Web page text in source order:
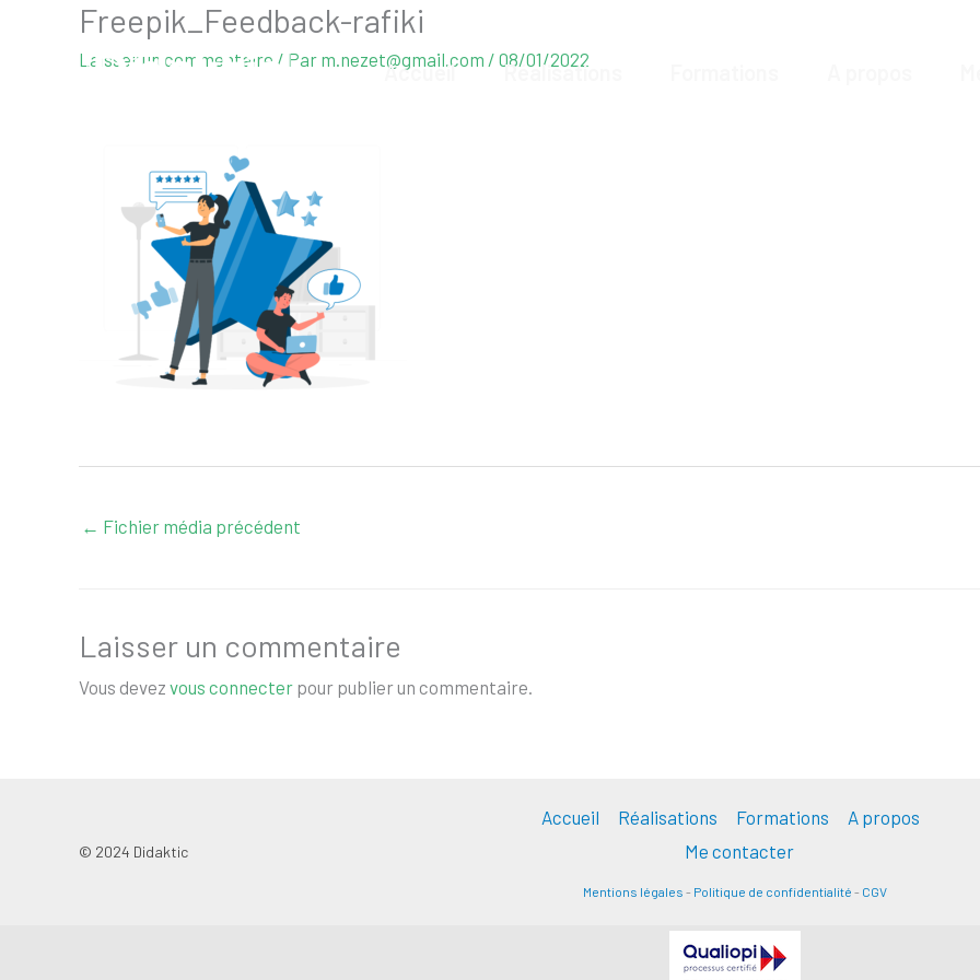
Accueil Réalisations
Freepik_Feedback-rafiki
Laisser un commentaire / Par m.nezet@gmail.com / 08/01/2022
← Fichier média précédent
Laisser un commentaire
Vous devez vous connecter pour publier un commentaire.
© 2024 Didaktic
Accueil Réalisations Formations
A propos
Me contacter
Mentions légales - Politique de confidentialité - CGV